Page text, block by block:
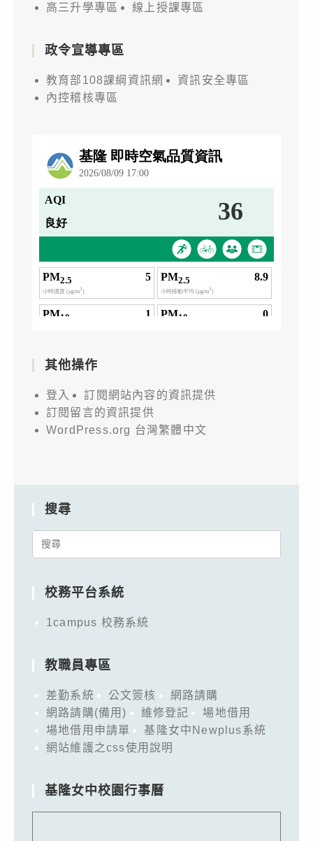
高三升學專區 線上授課專區
政令宣導專區
教育部108課綱資訊網
資訊安全專區
內控稽核專區
其他操作
登入
訂閱網站內容的資訊提供
訂閱留言的資訊提供
WordPress.org 台灣繁體中文
搜尋
Search
校務平台系統
1campus 校務系統
教職員專區
差勤系統 公文簽核
網路請購
網路請購(備用)
維修登記
場地借用
場地借用申請單
基隆女中Newplus系統
網站維護之css使用說明
基隆女中校園行事曆